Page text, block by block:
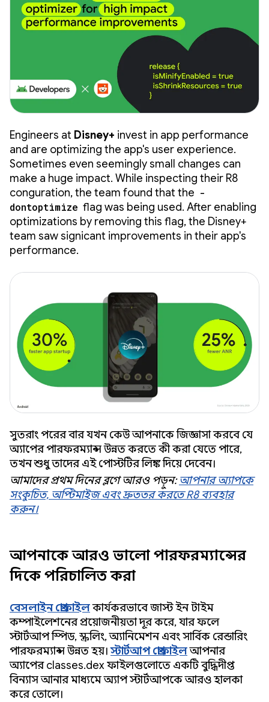
Engineers at Disney+ invest in app performance
and are optimizing the app's user experience.
Sometimes even seemingly small changes can
make a huge impact. While inspecting their R8
configuration, the team found that the -
dontoptimize flag was being used. After enabling
optimizations by removing this flag, the Disney+
team saw significant improvements in their app's
performance.
সুতরাং পরের বার যখন কেউ আপনাকে জিজ্ঞাসা করবে যে
অ্যাপের পারফরম্যান্স উন্নত করতে কী করা যেতে পারে,
তখন শুধু তাদের এই পোস্টটির লিঙ্ক দিয়ে দেবেন।
আমাদের প্রথম দিনের ব্লগে আরও পড়ুন: আপনার অ্যাপকে
সংকুচিত, অপ্টিমাইজ এবং দ্রুততর করতে R8 ব্যবহার
করুন।
আপনাকে আরও ভালো পারফরম্যান্সের
দিকে পরিচালিত করা
বেসলাইন প্রোফাইলকার্যকরভাবে জাস্ট ইন টাইম
কম্পাইলেশনের প্রয়োজনীয়তা দূর করে, যার ফলে
স্টার্টআপ স্পিড, স্ক্রলিং, অ্যানিমেশন এবং সার্বিক রেন্ডারিং
পারফরম্যান্স উন্নত হয়।স্টার্টআপ প্রোফাইলআপনার
অ্যাপের classes.dex ফাইলগুলোতে একটি বুদ্ধিদীপ্ত
বিন্যাস আনার মাধ্যমে অ্যাপ স্টার্টআপকে আরও হালকা
করে তোলে।